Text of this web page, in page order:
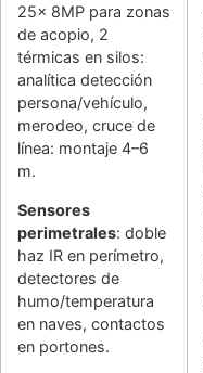
25x 8MP para zonas
de acopio, 2
térmicas en silos:
analítica detección
persona/vehículo,
merodeo, cruce de
línea: montaje 4–6
m.
Sensores
perimetrales: doble
haz IR en perímetro,
detectores de
humo/temperatura
en naves, contactos
en portones.